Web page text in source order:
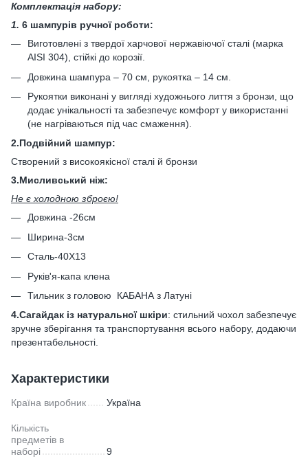
Комплектація набору:
1. 6 шампурів ручної роботи:
Виготовлені з твердої харчової нержавіючої сталі (марка
AISI 304), стійкі до корозії.
Довжина шампура – 70 см, рукоятка – 14 см.
Рукоятки виконані у вигляді художнього лиття з бронзи, що
додає унікальності та забезпечує комфорт у використанні
(не нагріваються під час смаження).
2.Подвійний шампур:
Створений з високоякісної сталі й бронзи
3.Мисливський ніж:
Не є холодною зброєю!
Довжина -26см
Ширина-3см
Сталь-40Х13
Руків'я-капа клена
Тильник з головою КАБАНА з Латуні
4.Сагайдак із натуральної шкіри: стильний чохол забезпечує
зручне зберігання та транспортування всього набору, додаючи
презентабельності.
Характеристики
Країна виробник Україна
Кількість
предметів в
наборі
9